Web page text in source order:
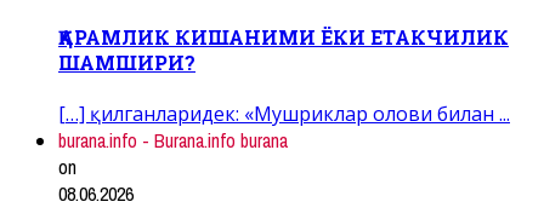
ҚАРАМЛИК КИШАНИМИ ЁКИ ЕТАКЧИЛИК
ШАМШИРИ?
[…] қилганларидек: «Мушриклар олови билан ...
burana.info - Burana.info burana
on
08.06.2026